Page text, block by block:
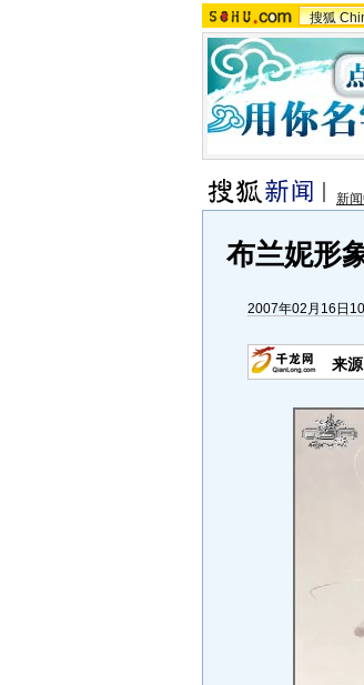
搜狐
新
布兰妮形
2007年02月16日
来